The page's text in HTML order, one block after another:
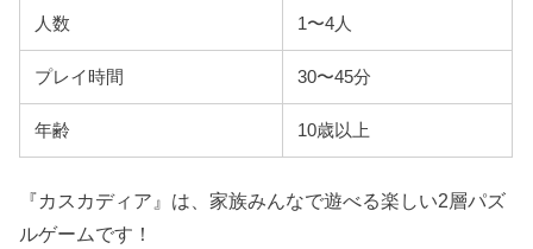
人数 1〜4人
プレイ時間 30〜45分
年齢 10歳以上
『カスカディア』は、家族みんなで遊べる楽しい2層パズ
ルゲームです！